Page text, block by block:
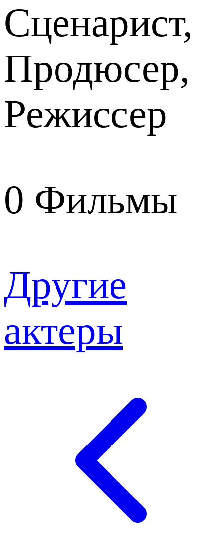
Сценарист,
Продюсер,
Режиссер
0 Фильмы
Другие
актеры